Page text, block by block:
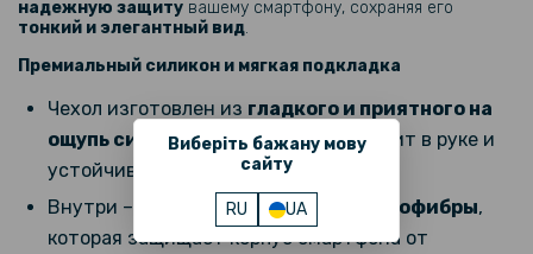
Виберіть бажану мову
сайту
RU UA
надежную защиту вашему смартфону, сохраняя его
тонкий и элегантный вид.
Премиальный силикон и мягкая подкладка
Чехол изготовлен из гладкого и приятного на
ощупь силикона, который не скользит в руке и
устойчив к царапинам.
Внутри – мягкая
подкладка из микрофибры,
которая защищает корпус смартфона от